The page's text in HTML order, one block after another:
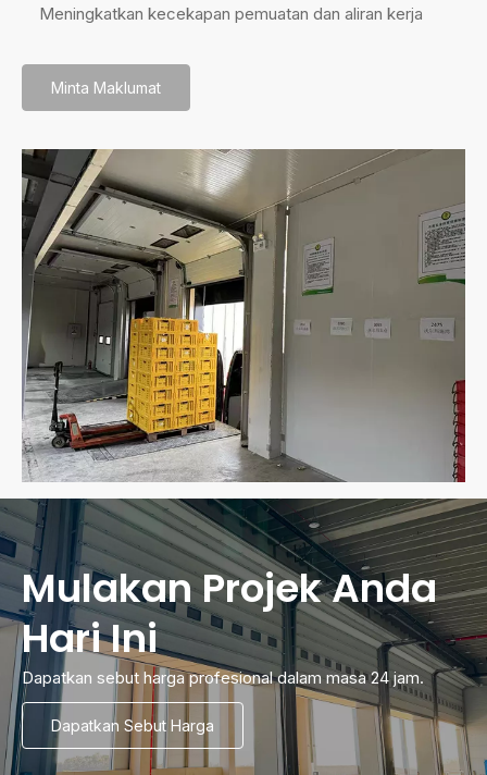
Meningkatkan kecekapan pemuatan dan aliran kerja
Minta Maklumat
Mulakan Projek Anda
Hari Ini
Dapatkan sebut harga profesional dalam masa 24 jam.
Dapatkan Sebut Harga